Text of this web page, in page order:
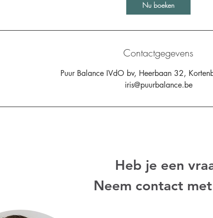
Nu boeken
Contactgegevens
Puur Balance IVdO bv, Heerbaan 32,
iris@puurbalance.be
Heb je een
Neem contact